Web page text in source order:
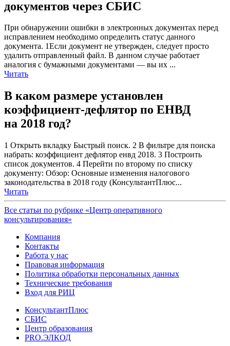
документов через СБИС
При обнаружении ошибки в электронных документах перед
исправлением необходимо определить статус данного
документа. 1Если документ не утвержден, следует просто
удалить отправленный файл. В данном случае работает
аналогия с бумажными документами — вы их ...
Читать
В каком размере установлен
коэффициент-дефлятор по ЕНВД
на 2018 год?
1 Открыть вкладку Быстрый поиск. 2 В фильтре для поиска
набрать: коэффициент дефлятор енвд 2018. 3 Построить
список документов. 4 Перейти по второму по списку
документу: Обзор: Основные изменения налогового
законодательства в 2018 году (КонсультантПлюс...
Читать
Все статьи по рубрике «Центр оперативного
консультирования»
Компания
Контакты
Работа у нас
Правовая информация
Политика обработки персональных данных
Технические требования
Вход для РИЦ
КонсультантПлюс
СБИС
Центр образования
PRO.ЭЛКОД